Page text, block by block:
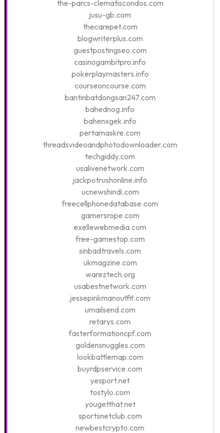
the-parcs-clematiscondos.com
jusu-gb.com
thecarepet.com
blogwriterplus.com
guestpostingseo.com
casinogambitpro.info
pokerplaymasters.info
courseoncourse.com
bantinbatdongsan247.com
bahednog.info
bahenxgek.info
pertamaskre.com
threadsvideoandphotodownloader.com
techgiddy.com
usalivenetwork.com
jackpotrushonline.info
ucnewshindi.com
freecellphonedatabase.com
gamersrope.com
exellewebmedia.com
free-gamestop.com
sinbadtravels.com
ukmagzine.com
wareztech.org
usabestnetwork.com
jessepinkmanoutfit.com
umailsend.com
retarys.com
fasterformationcpf.com
goldensnuggles.com
lookbattlemap.com
buyrdpservice.com
yesport.net
tostylo.com
yougetthat.net
sportsnetclub.com
newbestcrypto.com